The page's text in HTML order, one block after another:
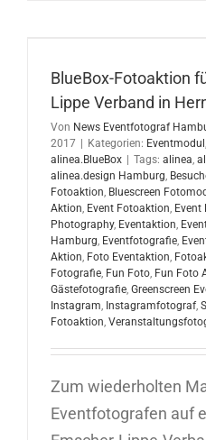
BlueBox-Fotoaktion
Lippe Verband in
Von News Eventfotograf
2017
Kategorien: Eventmodul ,
alinea.BlueBox
Tags: alinea,
alinea.design Hamburg,
Fotoaktion, Bluescreen
Aktion, Event Fotoaktion, Event
Photography, Eventaktion,
Hamburg, Eventfotografie,
Aktion, Foto Eventaktion,
Fotografie, Fun Foto, Fun Foto
Gästefotografie, Greenscreen
Instagram, Instagramfotograf,
Fotoaktion,
Zum wiederholten
Eventfotografen auf